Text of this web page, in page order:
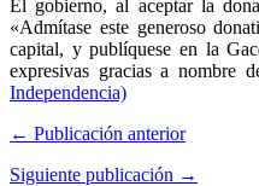
El gobierno, al aceptar la
«Admítase este generoso
capital, y publíquese en la
expresivas gracias a nombre
Independencia)
← Publicación anterior
Siguiente publicación →